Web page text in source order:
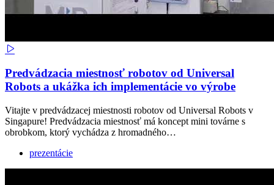
Predvádzacia miestnosť robotov od Universal
Robots a ukážka ich implementácie vo výrobe
Vitajte v predvádzacej miestnosti robotov od Universal Robots v
Singapure! Predvádzacia miestnosť má koncept mini továrne s
obrobkom, ktorý vychádza z hromadného…
prezentácie